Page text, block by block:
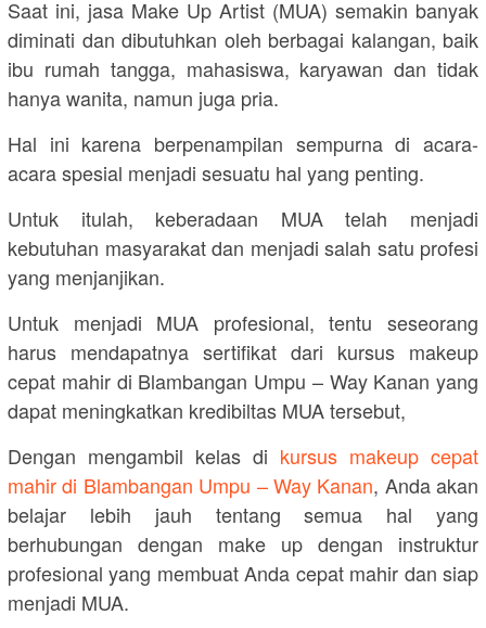
Saat ini, jasa Make Up Artist (MUA) semakin banyak
diminati dan dibutuhkan oleh berbagai kalangan, baik
ibu rumah tangga, mahasiswa, karyawan dan tidak
hanya wanita, namun juga pria.
Hal ini karena berpenampilan sempurna di acara-
acara spesial menjadi sesuatu hal yang penting.
Untuk itulah, keberadaan MUA telah menjadi
kebutuhan masyarakat dan menjadi salah satu profesi
yang menjanjikan.
Untuk menjadi MUA profesional, tentu seseorang
harus mendapatnya sertifikat dari kursus makeup
cepat mahir di Blambangan Umpu – Way Kanan yang
dapat meningkatkan kredibiltas MUA tersebut,
Dengan mengambil kelas di kursus makeup cepat
mahir di Blambangan Umpu – Way Kanan, Anda akan
belajar lebih jauh tentang semua hal yang
berhubungan dengan make up dengan instruktur
profesional yang membuat Anda cepat mahir dan siap
menjadi MUA.